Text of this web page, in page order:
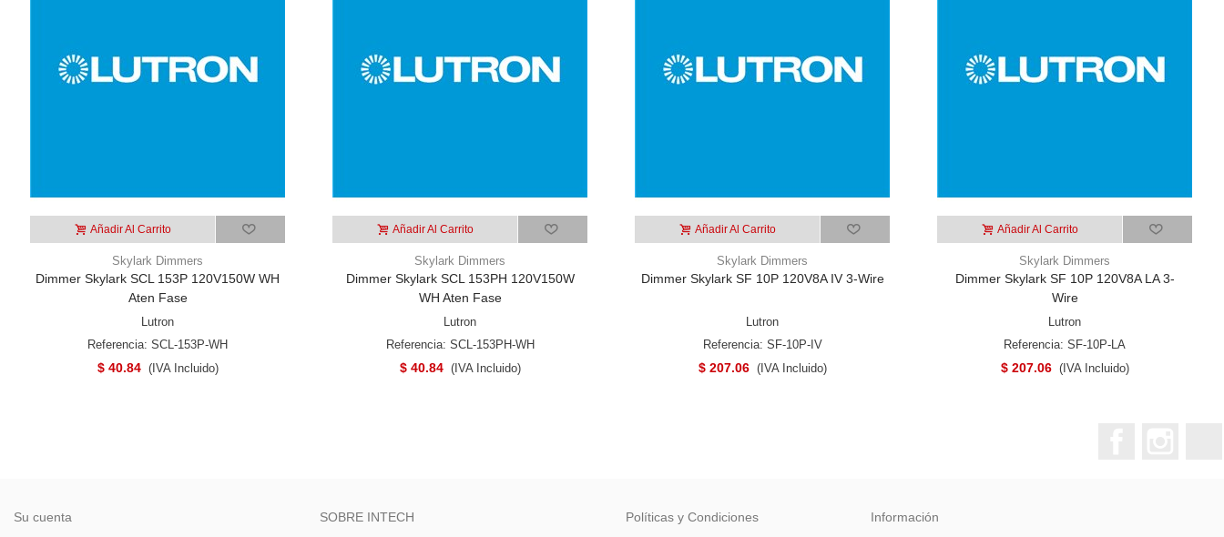
Añadir Al Carrito
Skylark Dimmers
Dimmer Skylark SCL 153P 120V150W WH
Aten Fase
Lutron
Referencia: SCL-153P-WH
$ 40.84 (IVA Incluido)
Añadir Al Carrito
Skylark Dimmers
Dimmer Skylark SCL 153PH 120V150W
WH Aten Fase
Lutron
Referencia: SCL-153PH-WH
$ 40.84 (IVA Incluido)
Añadir Al Carrito
Skylark Dimmers
Dimmer Skylark SF 10P 120V8A IV 3-Wire
Lutron
Referencia: SF-10P-IV
$ 207.06 (IVA Incluido)
Añadir Al Carrito
Skylark Dimmers
Dimmer Skylark SF 10P 120V8A LA 3-
Wire
Lutron
Referencia: SF-10P-LA
$ 207.06 (IVA Incluido)
Su cuenta SOBRE INTECH Políticas y Condiciones Información